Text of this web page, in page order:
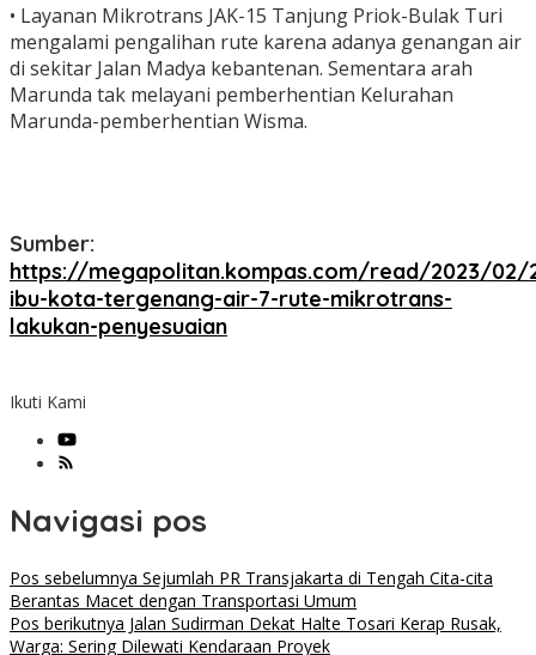
• Layanan Mikrotrans JAK-15 Tanjung Priok-Bulak Turi
mengalami pengalihan rute karena adanya genangan air
di sekitar Jalan Madya kebantenan. Sementara arah
Marunda tak melayani pemberhentian Kelurahan
Marunda-pemberhentian Wisma.
Sumber:
https://megapolitan.kompas.com/read/2023/02/
ibu-kota-tergenang-air-7-rute-mikrotrans-
lakukan-penyesuaian
Ikuti Kami
Navigasi pos
Pos sebelumnya Sejumlah PR Transjakarta di Tengah Cita-cita
Berantas Macet dengan Transportasi Umum
Pos berikutnya Jalan Sudirman Dekat Halte Tosari Kerap Rusak,
Warga: Sering Dilewati Kendaraan Proyek